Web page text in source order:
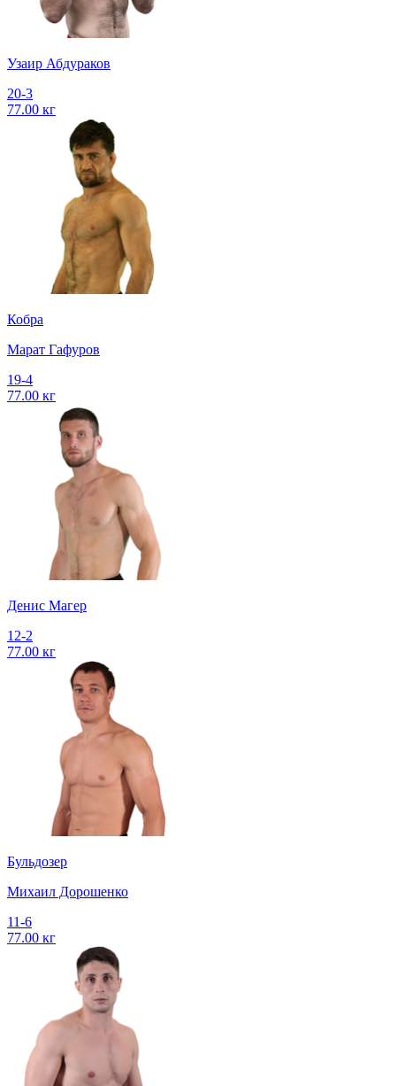
Узаир Абдураков
20-3
77.00 кг
Кобра
Марат Гафуров
19-4
77.00 кг
Денис Магер
12-2
77.00 кг
Бульдозер
Михаил Дорошенко
11-6
77.00 кг